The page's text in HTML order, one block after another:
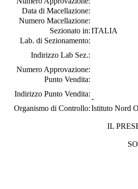
Data di Macellazione:
Numero Macellazione:
Sezionato in:ITALIA
Lab. di Sezionamento:
Indirizzo Lab Sez.:
Numero Approvazione:
Punto Vendita:
Indirizzo Punto Vendita:
-
Organismo di Controllo:Istituto Nord
IL